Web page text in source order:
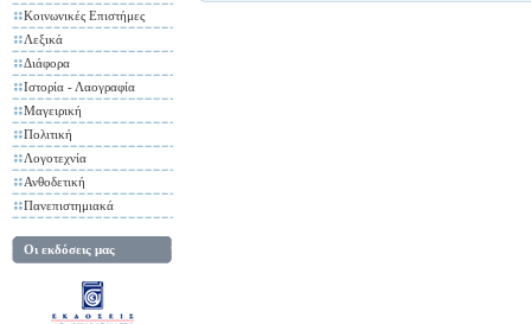
Κοινωνικές Επιστήμες
Λεξικά
Διάφορα
Ιστορία - Λαογραφία
Μαγειρική
Πολιτική
Λογοτεχνία
Ανθοδετική
Πανεπιστημιακά
Οι εκδόσεις μας